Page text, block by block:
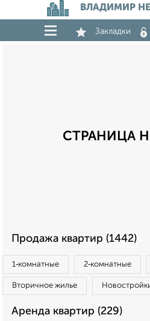
ВЛАДИМИР
Закладки
СТРАНИЦА
Продажа квартир (1442)
1‑комнатные 2‑комнатные
Вторичное жилье
Аренда квартир (229)